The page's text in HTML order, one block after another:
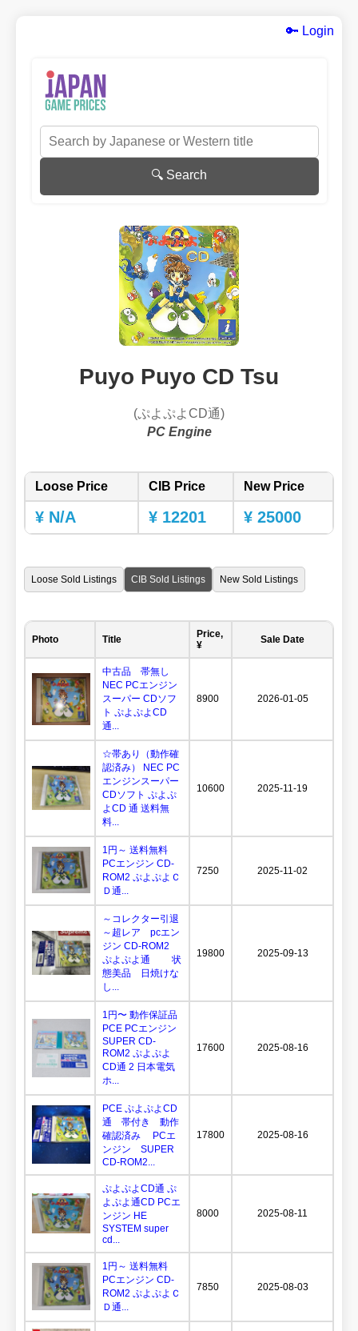
🔑 Login
🔍 Search
Puyo Puyo CD Tsu
(ぷよぷよCD通)
PC Engine
Loose Price CIB Price New Price
¥ N/A ¥ 12201 ¥ 25000
Loose Sold Listings CIB Sold Listings New Sold Listings
Photo Title
Price,
¥
Sale Date
中古品 帯無し
NEC PCエンジン
スーパー CDソフ
ト ぷよぷよCD
通...
8900 2026-01-05
☆帯あり（動作確
認済み） NEC PC
エンジンスーパー
CDソフト ぷよぷ
よCD 通 送料無
料...
10600 2025-11-19
1円～ 送料無料
PCエンジン CD-
ROM2 ぷよぷよＣ
Ｄ通...
7250 2025-11-02
～コレクター引退
～超レア pcエン
ジン CD-ROM2
ぷよぷよ通 状
態美品 日焼けな
し...
19800 2025-09-13
1円〜 動作保証品
PCE PCエンジン
SUPER CD-
ROM2 ぷよぷよ
CD通 2 日本電気
ホ...
17600 2025-08-16
PCE ぷよぷよCD
通 帯付き 動作
確認済み PCエ
ンジン SUPER
CD-ROM2...
17800 2025-08-16
ぷよぷよCD通 ぷ
よぷよ通CD PCエ
ンジン HE
SYSTEM super
cd...
8000 2025-08-11
1円～ 送料無料
PCエンジン CD-
ROM2 ぷよぷよＣ
Ｄ通...
7850 2025-08-03